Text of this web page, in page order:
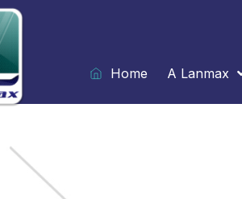
Ir
para
o
conteúdo
Home
A Lanmax